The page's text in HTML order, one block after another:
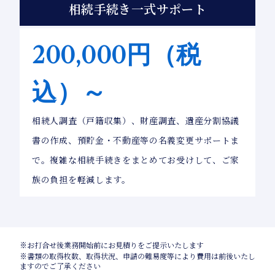
相続手続き一式サポート
200,000円（税
込）～
相続人調査（戸籍収集）、財産調査、遺産分割協議
書の作成、預貯金・不動産等の名義変更サポートま
で。複雑な相続手続きをまとめてお受けして、ご家
族の負担を軽減します。
※お打合せ後業務開始前にお見積りをご提示いたします
※書類の取得枚数、取得状況、申請の難易度等により費用は前後いたし
ますのでご了承ください